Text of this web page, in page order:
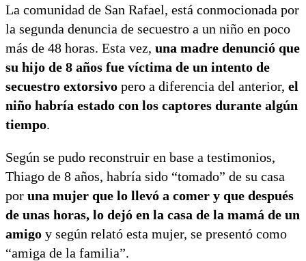
La comunidad de San Rafael, está conmocionada por
la segunda denuncia de secuestro a un niño en poco
más de 48 horas. Esta vez, una madre denunció que
su hijo de 8 años fue víctima de un intento de
secuestro extorsivo pero a diferencia del anterior, el
niño habría estado con los captores durante algún
tiempo.
Según se pudo reconstruir en base a testimonios,
Thiago de 8 años, habría sido “tomado” de su casa
por una mujer que lo llevó a comer y que después
de unas horas, lo dejó en la casa de la mamá de un
amigo y según relató esta mujer, se presentó como
“amiga de la familia”.